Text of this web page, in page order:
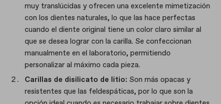
muy translúcidas y ofrecen una excelente mimetización
con los dientes naturales, lo que las hace perfectas
cuando el diente original tiene un color claro similar al
que se desea lograr con la carilla. Se confeccionan
manualmente en el laboratorio, permitiendo
personalizar al máximo cada pieza.
Carillas de disilicato de litio: Son más opacas y
resistentes que las feldespáticas, por lo que son la